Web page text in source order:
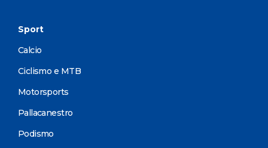
Sport
Calcio
Ciclismo e MTB
Motorsports
Pallacanestro
Podismo